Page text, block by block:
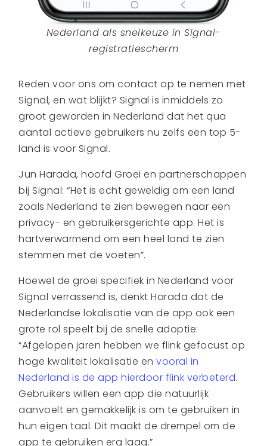
Nederland als snelkeuze in Signal-
registratiescherm
Reden voor ons om contact op te nemen met
Signal, en wat blijkt? Signal is inmiddels zo
groot geworden in Nederland dat het qua
aantal actieve gebruikers nu zelfs een top 5-
land is voor Signal.
Jun Harada, hoofd Groei en partnerschappen
bij Signal: “Het is echt geweldig om een land
zoals Nederland te zien bewegen naar een
privacy- en gebruikersgerichte app. Het is
hartverwarmend om een heel land te zien
stemmen met de voeten”.
Hoewel de groei specifiek in Nederland voor
Signal verrassend is, denkt Harada dat de
Nederlandse lokalisatie van de app ook een
grote rol speelt bij de snelle adoptie:
“Afgelopen jaren hebben we flink gefocust op
hoge kwaliteit lokalisatie envooral in
Nederland is de app hierdoor flink verbeterd.
Gebruikers willen een app die natuurlijk
aanvoelt en gemakkelijk is om te gebruiken in
hun eigen taal. Dit maakt de drempel om de
app te gebruiken erg laag.”